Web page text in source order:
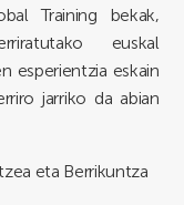
Training bekak,
euskal
esperientzia eskain
jarriko da abian
eta Berrikuntza